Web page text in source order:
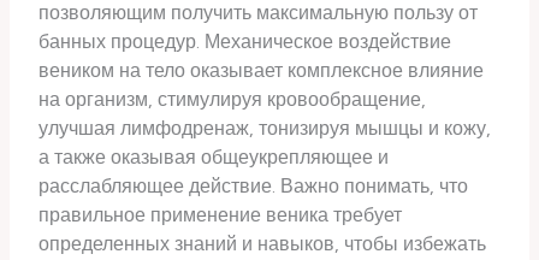
позволяющим получить максимальную пользу от
банных процедур. Механическое воздействие
веником на тело оказывает комплексное влияние
на организм, стимулируя кровообращение,
улучшая лимфодренаж, тонизируя мышцы и кожу,
а также оказывая общеукрепляющее и
расслабляющее действие. Важно понимать, что
правильное применение веника требует
определенных знаний и навыков, чтобы избежать